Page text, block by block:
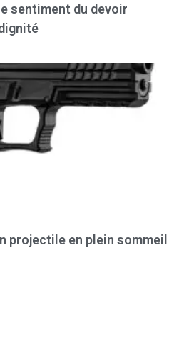
sentiment du devoir
projectile en plein sommeil